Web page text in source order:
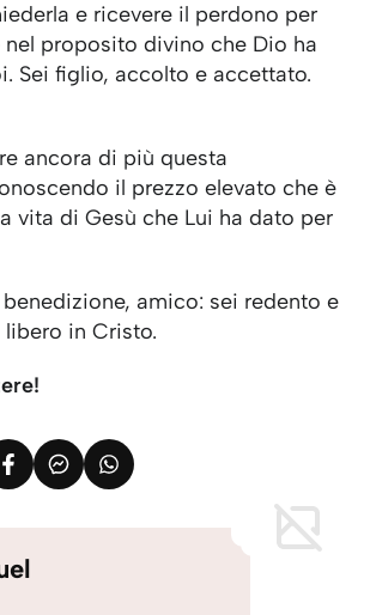
e ricevere il perdono per
proposito divino che Dio ha
Sei figlio, accolto e accettato.
ancora di più questa
il prezzo elevato che è
vita di Gesù che Lui ha dato per
amico: sei redento e
libero in Cristo.